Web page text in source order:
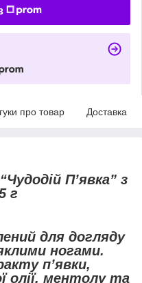
про товар Доставка
П’явка” з
г
для догляду
ногами.
п’явки,
олії, ментолу та